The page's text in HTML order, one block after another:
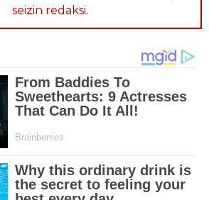
seizin redaksi.